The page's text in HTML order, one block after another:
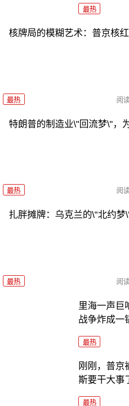
最热
核牌局的模糊艺术：普京核
最热 阅
特朗普的制造业\"回流梦\"，
最热 阅
扎胖摊牌：乌克兰的\"北约梦
最热 阅
里海一声巨
战争炸成一
最热
刚刚，普京
斯要干大事
最热